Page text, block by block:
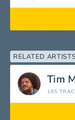
RELATED
Tim
185